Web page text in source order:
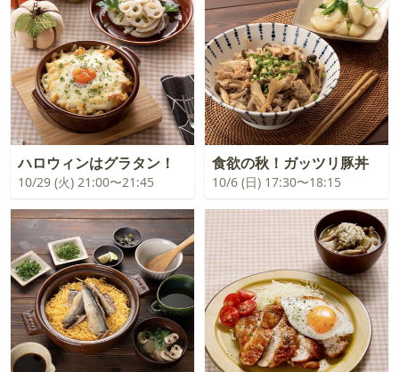
ハロウィンはグラタン！
10/29 (火) 21:00〜21:45
食欲の秋！ガッツリ豚丼
10/6 (日) 17:30〜18:15